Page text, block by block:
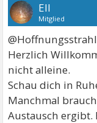
Ell
Mitglied
@Hoffnungsstrahl
Herzlich
nicht alleine.
Schau dich in
Manchmal
Austausch ergibt.